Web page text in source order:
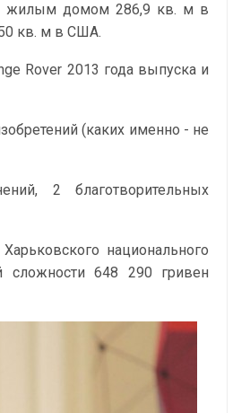
жилым домом 286,9 кв. м в
кв. м в США.
Rover 2013 года выпуска и
(каких именно - не
2 благотворительных
национального
сложности 648 290 гривен